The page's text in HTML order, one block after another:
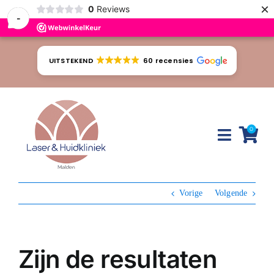
-
0 Reviews ×
UITSTEKEND 60 recensies
Toggle
Webshop
0
Vorige Volgende
Zijn de resultaten